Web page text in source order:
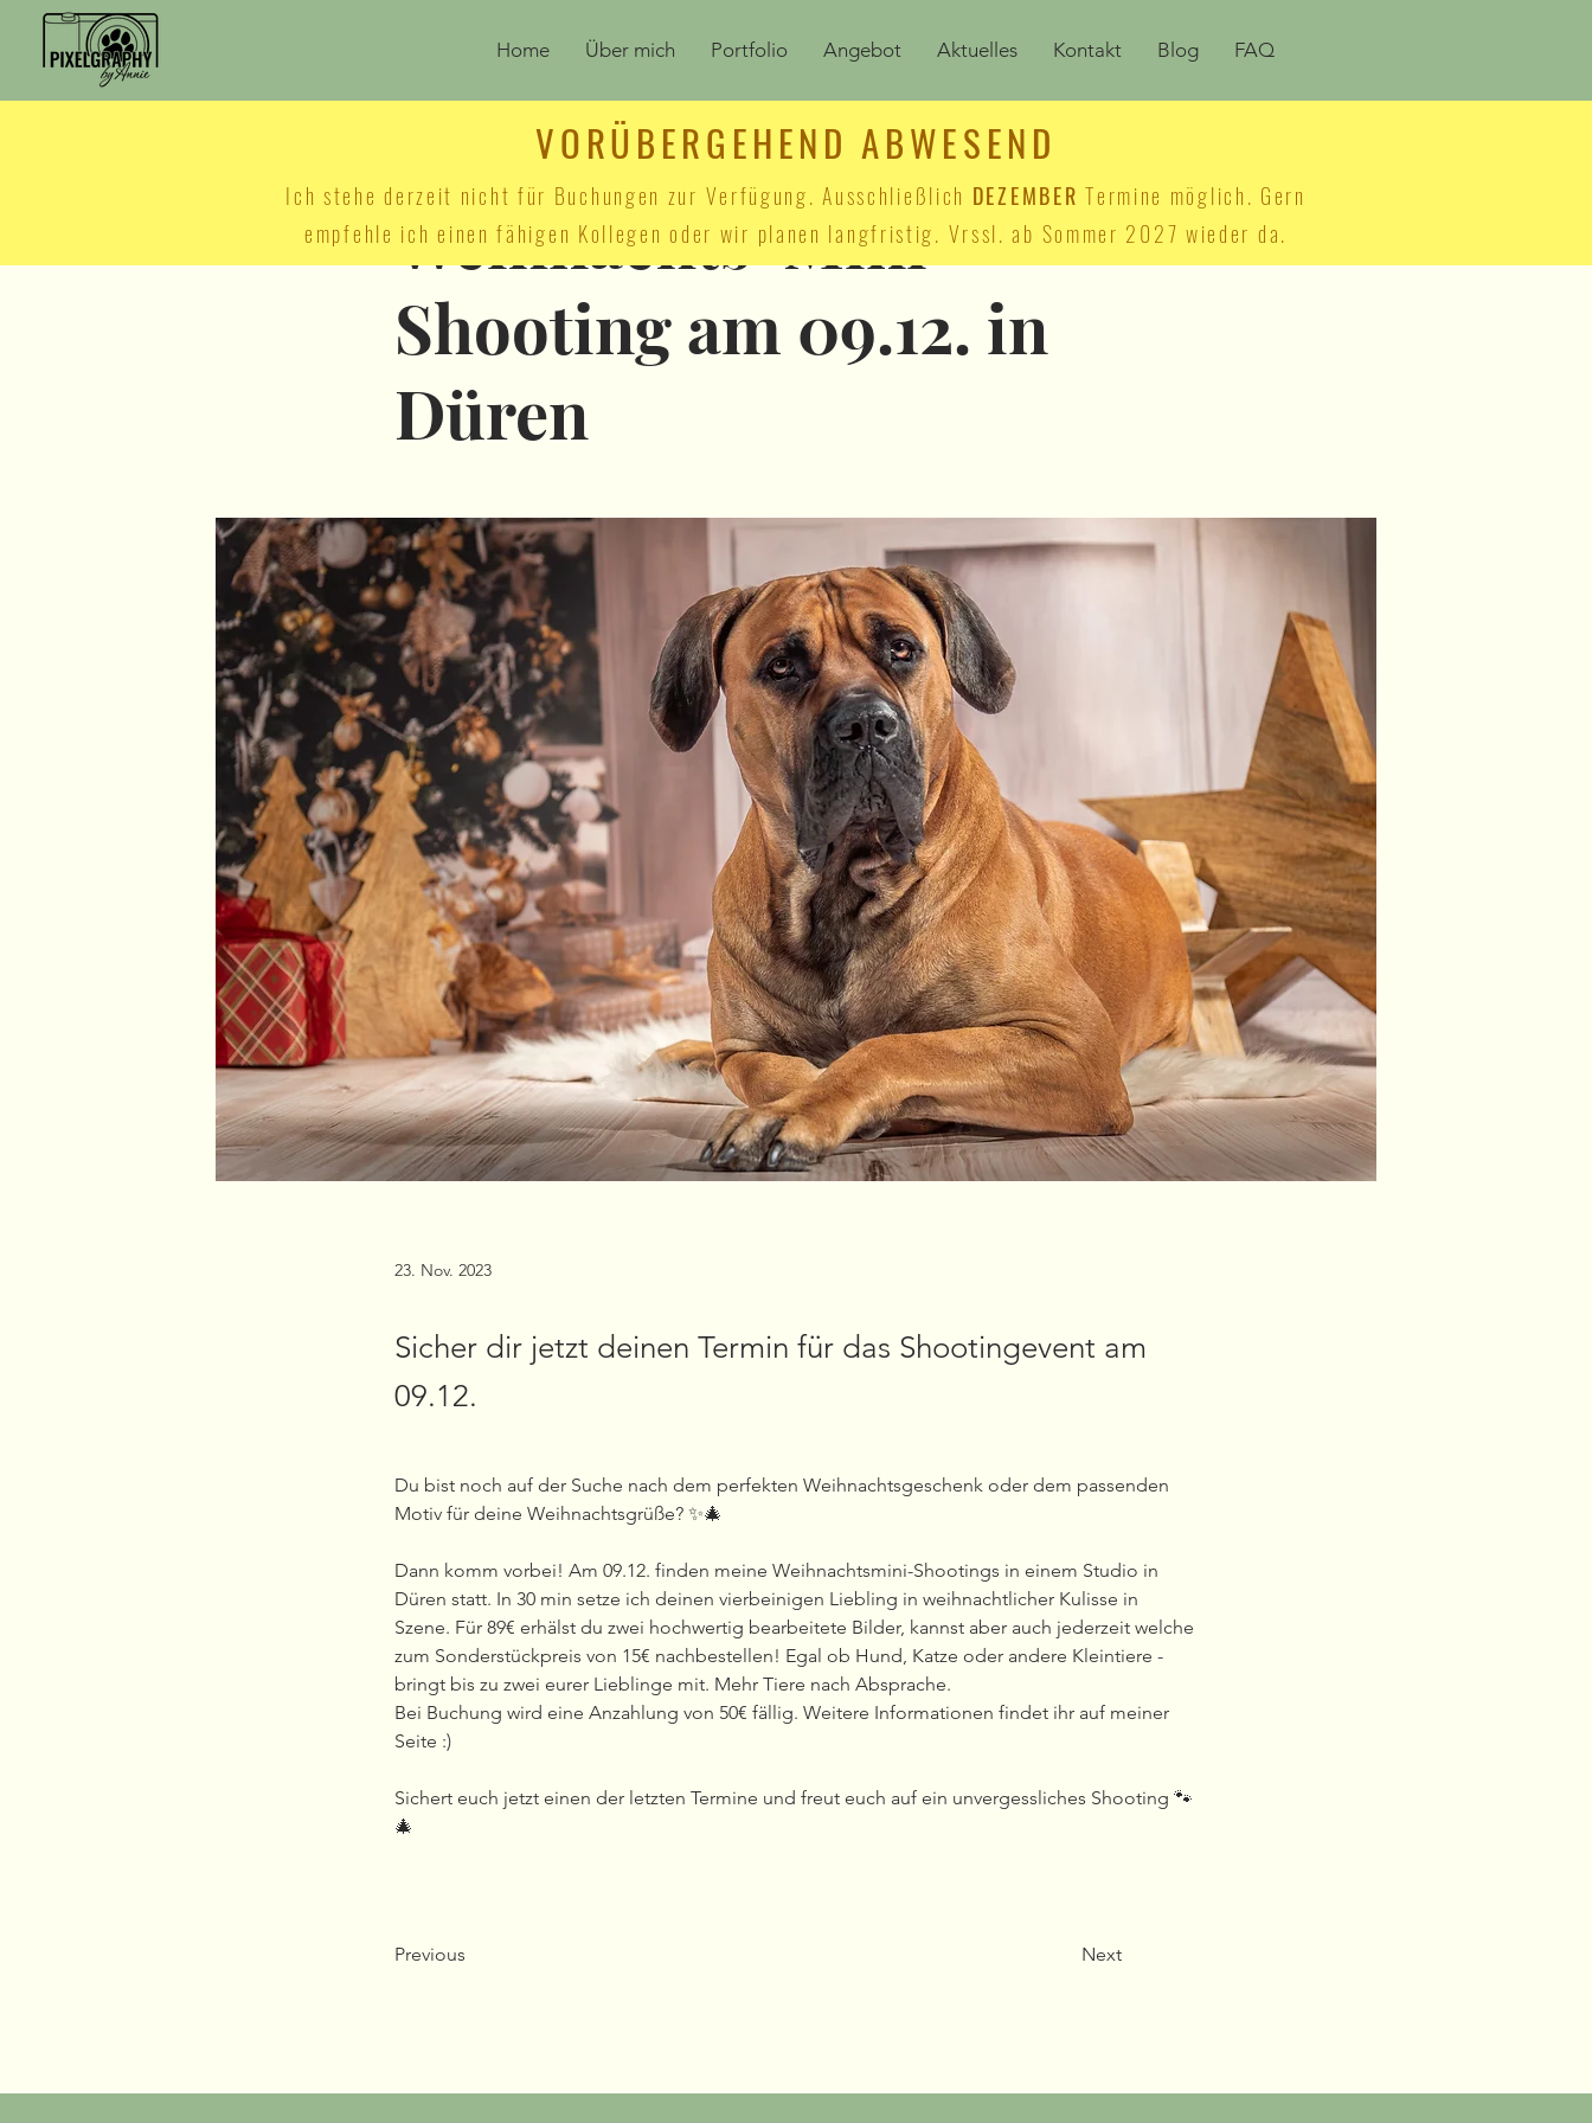
Home Über mich Portfolio Angebot Aktuelles Kontakt Blog FAQ
Weihnachts-Mini
Shooting am 09.12. in
Düren
23. Nov. 2023
Sicher dir jetzt deinen Termin für das Shootingevent am
09.12.
Du bist noch auf der Suche nach dem perfekten Weihnachtsgeschenk oder dem passenden
Motiv für deine Weihnachtsgrüße? ✨🎄
Dann komm vorbei! Am 09.12. finden meine Weihnachtsmini-Shootings in einem Studio in
Düren statt. In 30 min setze ich deinen vierbeinigen Liebling in weihnachtlicher Kulisse in
Szene. Für 89€ erhälst du zwei hochwertig bearbeitete Bilder, kannst aber auch jederzeit welche
zum Sonderstückpreis von 15€ nachbestellen! Egal ob Hund, Katze oder andere Kleintiere -
bringt bis zu zwei eurer Lieblinge mit. Mehr Tiere nach Absprache.
Bei Buchung wird eine Anzahlung von 50€ fällig. Weitere Informationen findet ihr auf meiner
Seite :)
Sichert euch jetzt einen der letzten Termine und freut euch auf ein unvergessliches Shooting 🐾
🎄
Previous Next
VORÜBERGEHEND ABWESEND
Ich stehe derzeit nicht für Buchungen zur Verfügung. Ausschließlich DEZEMBER Termine möglich. Gern
empfehle ich einen fähigen Kollegen oder wir planen langfristig. Vrssl. ab Sommer 2027 wieder da.